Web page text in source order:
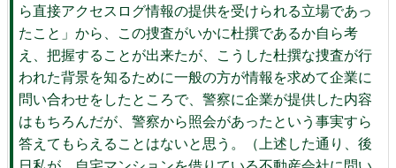
ら直接アクセスログ情報の提供を受けられる立場であっ
たこと」から、この捜査がいかに杜撰であるか自ら考
え、把握することが出来たが、こうした杜撰な捜査が行
われた背景を知るために一般の方が情報を求めて企業に
問い合わせをしたところで、警察に企業が提供した内容
はもちろんだが、警察から照会があったという事実すら
答えてもらえることはないと思う。（上述した通り、後